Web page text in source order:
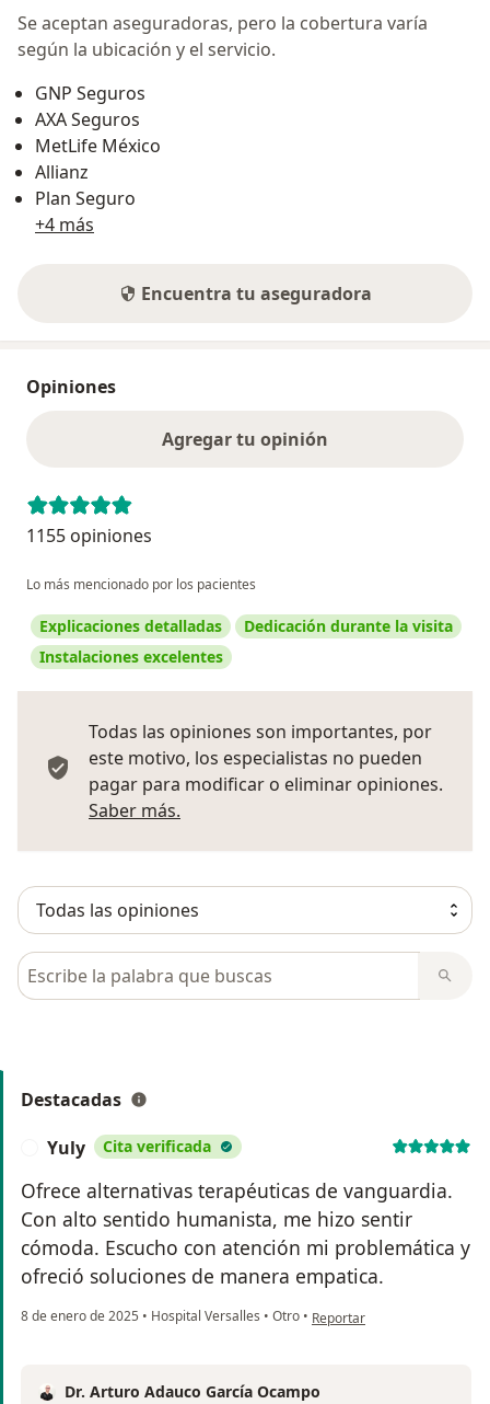
Se aceptan aseguradoras, pero la cobertura varía
según la ubicación y el servicio.
GNP Seguros
AXA Seguros
MetLife México
Allianz
Plan Seguro
+4 más
Encuentra tu aseguradora
Opiniones
Agregar tu opinión
1155 opiniones
Lo más mencionado por los pacientes
Explicaciones detalladas
Dedicación durante la visita
Instalaciones excelentes
Todas las opiniones son importantes, por
este motivo, los especialistas no pueden
pagar para modificar o eliminar opiniones.
Saber más.
Busca en opiniones
Destacadas
Yuly Cita verificada
Ofrece alternativas terapéuticas de vanguardia.
Con alto sentido humanista, me hizo sentir
cómoda. Escucho con atención mi problemática y
ofreció soluciones de manera empatica.
8 de enero de 2025 • Hospital Versalles • Otro • en opinión del usuario Yuly
Reportar
Dr. Arturo Adauco García Ocampo